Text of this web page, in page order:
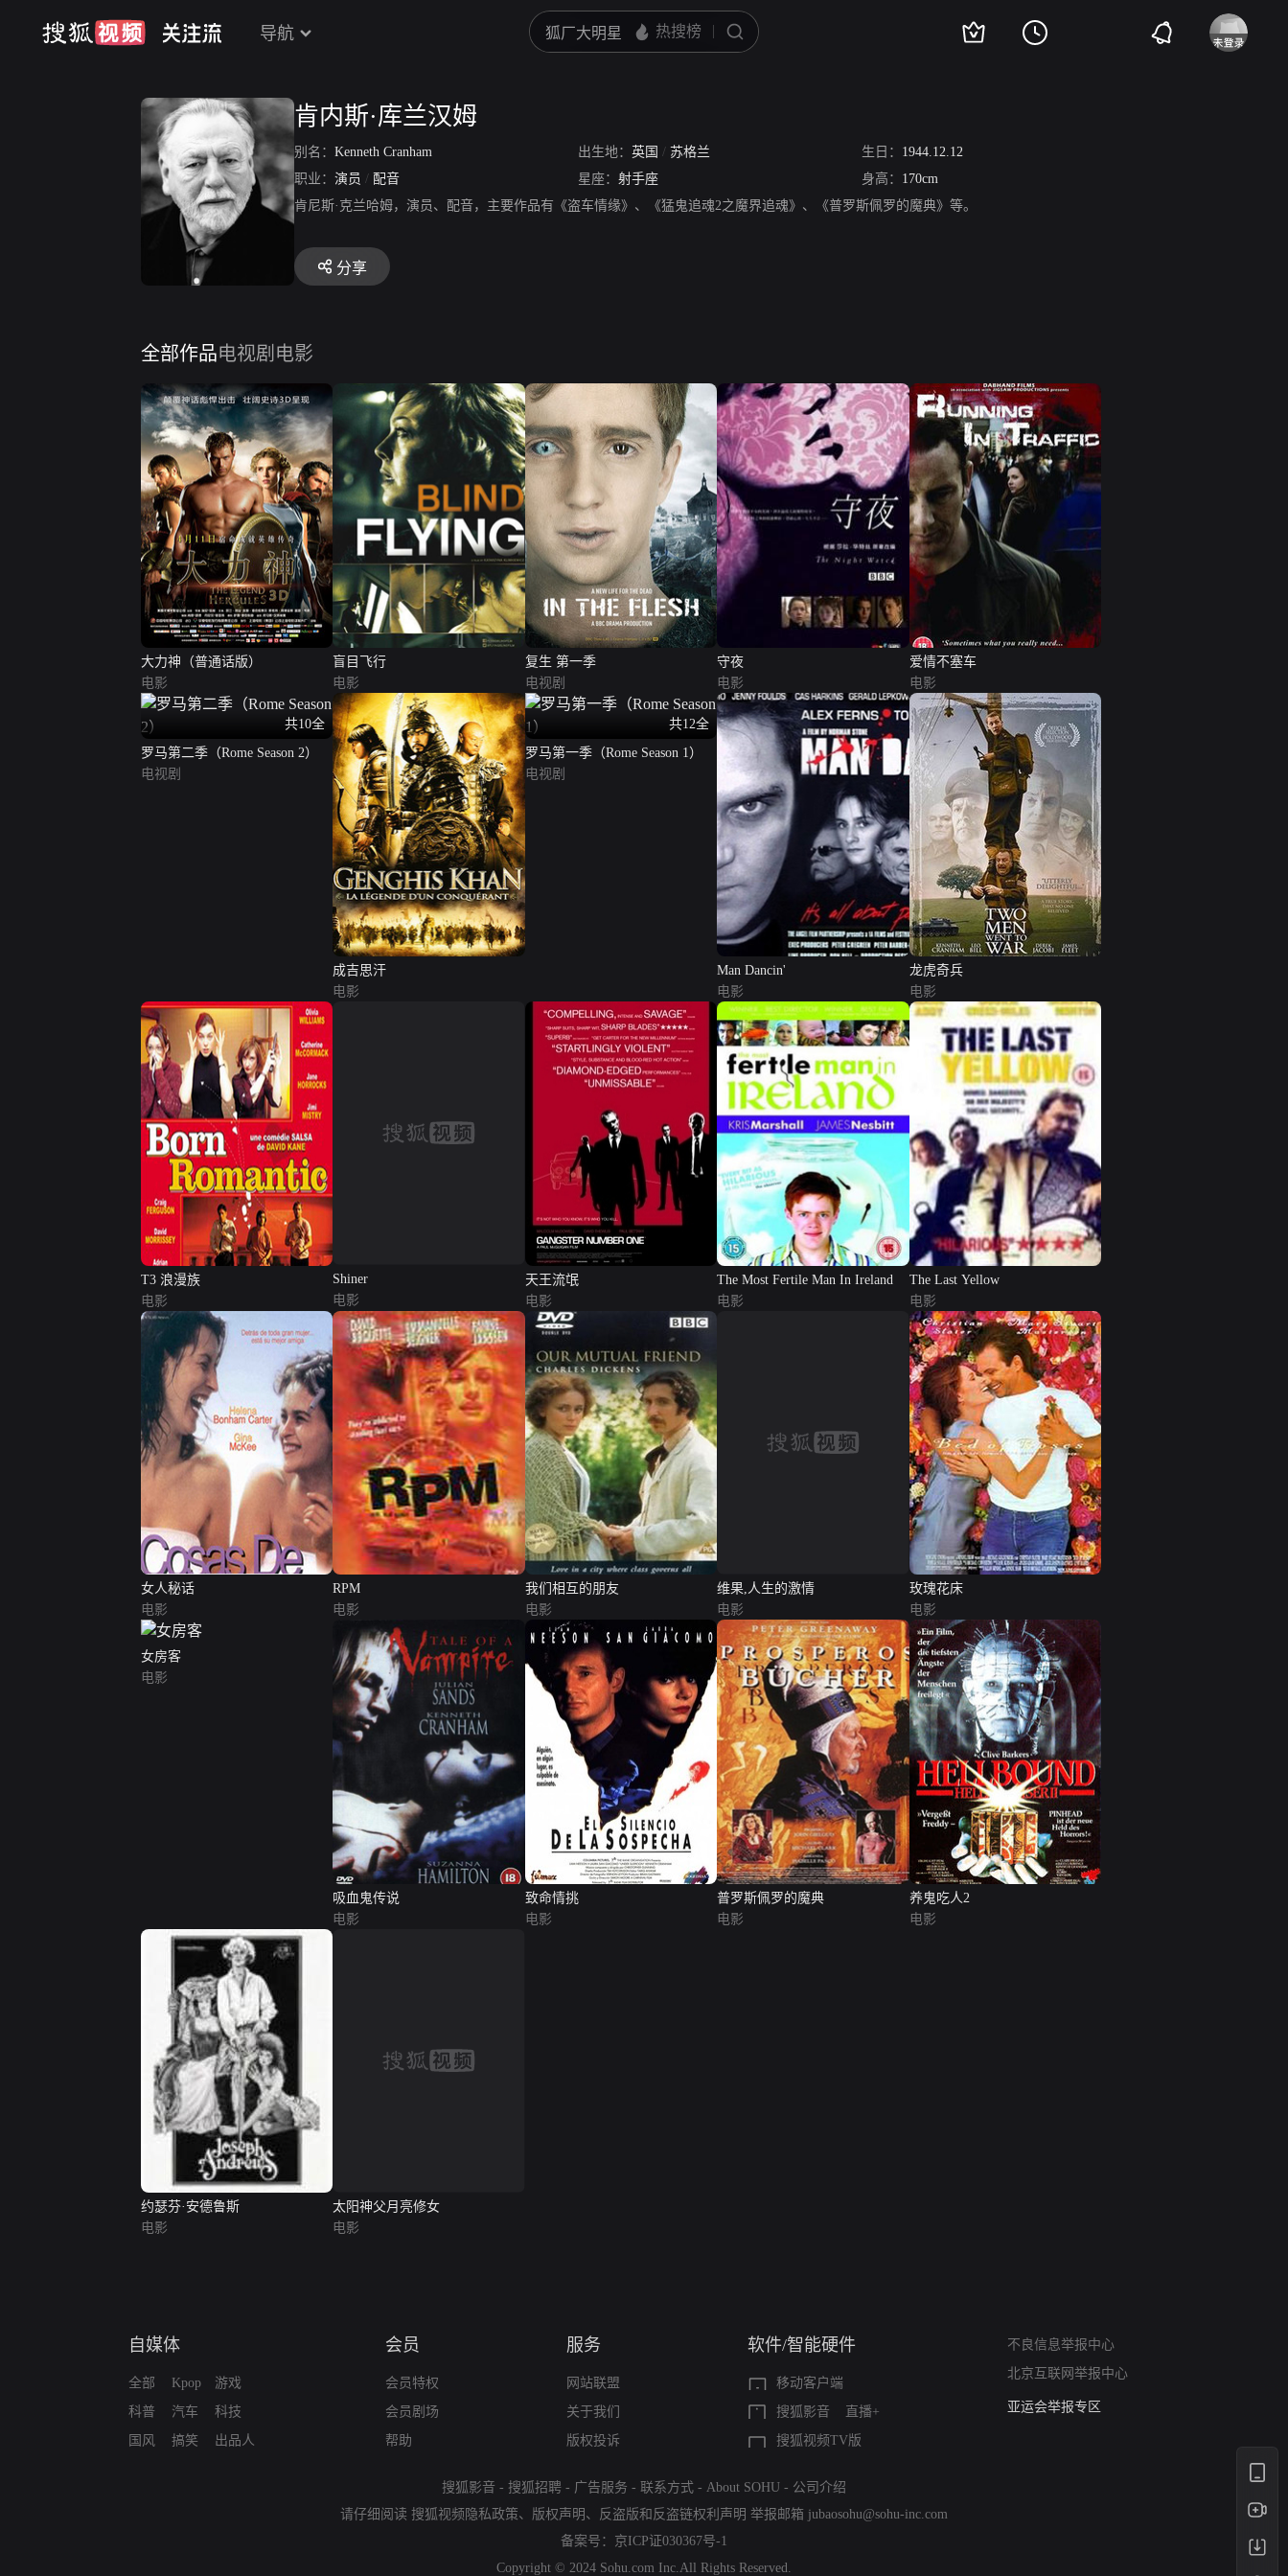
导航
肯内斯·库兰汉姆
别名： Kenneth Cranham 出生地： 英国 / 苏格兰 生日： 1944.12.12
职业： 演员 / 配音 星座： 射手座 身高： 170cm
肯尼斯·克兰哈姆，演员、配音，主要作品有《盗车情缘》、《猛鬼追魂2之魔界追魂》、《普罗斯佩罗的魔典》等。
分享
全部作品电视剧 电影
大力神（普通话版）
电影
盲目飞行
电影
复生 第一季
电视剧
守夜
电影
爱情不塞车
电影
共10全
罗马第二季（Rome Season 2）
电视剧
成吉思汗
电影
共12全
罗马第一季（Rome Season 1）
电视剧
Man Dancin'
电影
龙虎奇兵
电影
T3 浪漫族
电影
Shiner
电影
天王流氓
电影
The Most Fertile Man In Ireland
电影
The Last Yellow
电影
女人秘话
电影
RPM
电影
我们相互的朋友
电影
维果,人生的激情
电影
玫瑰花床
电影
女房客
电影
吸血鬼传说
电影
致命情挑
电影
普罗斯佩罗的魔典
电影
养鬼吃人2
电影
约瑟芬·安德鲁斯
电影
太阳神父月亮修女
电影
自媒体
全部
科普
国风
Kpop
汽车
搞笑
游戏
科技
出品人
会员
会员特权
会员剧场
帮助
服务
网站联盟
关于我们
版权投诉
软件/智能硬件
移动客户端
搜狐影音
直播+
搜狐视频TV版
不良信息举报中心
北京互联网举报中心
算法推荐专项举报
亚运会举报专区
搜狐影音 - 搜狐招聘 - 广告服务 - 联系方式 - About SOHU - 公司介绍
请仔细阅读 搜狐视频隐私政策、 版权声明 、 反盗版和反盗链权利声明 举报邮箱 jubaosohu@sohu-inc.com
备案号： 京ICP证030367号-1
Copyright © 2024 Sohu.com Inc.All Rights Reserved.